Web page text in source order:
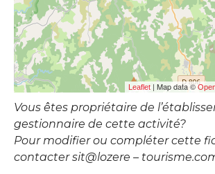
Leaflet | Map data ©
Vous êtes propriétaire de
gestionnaire de cette activité?
Pour modifier ou compléter cette
contacter sit@lozere –